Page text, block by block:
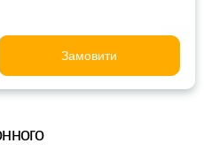
Замовити